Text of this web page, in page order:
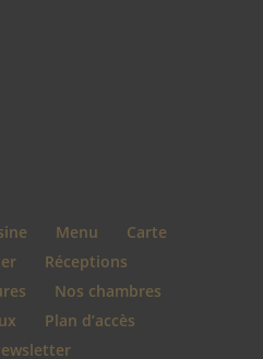
Menu
Carte
Réceptions
Nos chambres
Plan d’accès